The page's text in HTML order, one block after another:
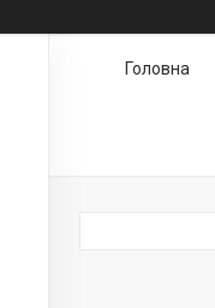
Головна